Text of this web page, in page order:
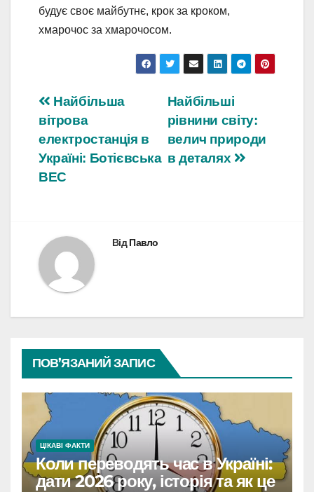
будує своє майбутнє, крок за кроком,
хмарочос за хмарочосом.
Навігація
записів
Найбільші
рівнини світу:
велич природи
в деталях
Найбільша
вітрова
електростанція в
Україні: Ботієвська
ВЕС
ВідПавло
ПОВ’ЯЗАНИЙ ЗАПИС
ЦІКАВІ ФАКТИ
Коли переводять час в Україні:
дати 2026 року, історія та як це